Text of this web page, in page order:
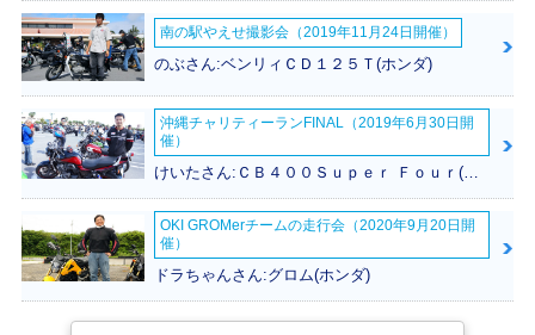
2016年 PCX150・
カラーチェンジ
カラーチェンジ
フルモデルチェンジ
南の駅やえせ撮影会（2019年11月24日開催）
のぶさん:ベンリィＣＤ１２５Ｔ(ホンダ)
沖縄チャリティーランFINAL（2019年6月30日開
催）
OKI GROMerチームの走行会（2020年9月20日開
催）
ドラちゃんさん:グロム(ホンダ)